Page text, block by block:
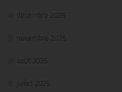
décembre 2025
novembre 2025
août 2025
juillet 2025